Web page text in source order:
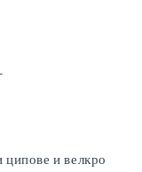
ципове и велкро